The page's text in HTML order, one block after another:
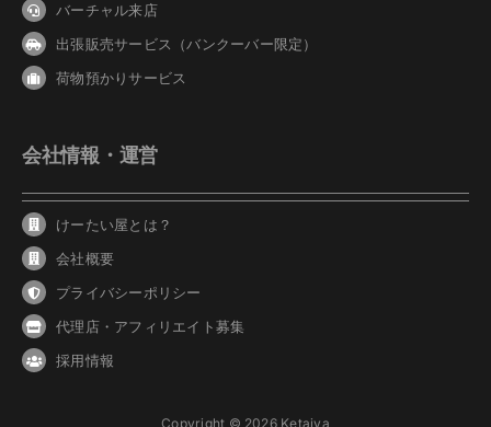
バーチャル来店
出張販売サービス（バンクーバー限定）
荷物預かりサービス
会社情報・運営
けーたい屋とは？
会社概要
プライバシーポリシー
代理店・アフィリエイト募集
採用情報
Copyright © 2026 Ketaiya